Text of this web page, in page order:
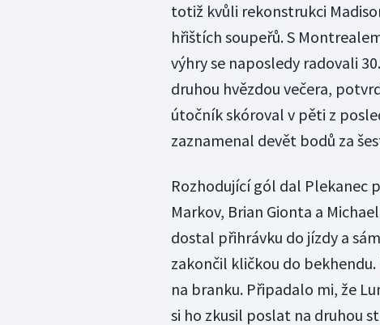
totiž kvůli rekonstrukci
hřištích soupeřů. S
výhry se naposledy radovali
druhou hvězdou večera,
útočník skóroval v pěti z
zaznamenal devět bodů za
Rozhodující gól dal Plekanec
Markov, Brian Gionta a
dostal přihrávku do jízdy a
zakončil kličkou do
na branku. Připadalo mi, že
si ho zkusil poslat na druhou